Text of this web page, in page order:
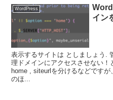
WordPress
イン
表示するサイトは としましょう.
理ドメインにアクセスさせない
home , siteurlを分けるなどです
のほ...